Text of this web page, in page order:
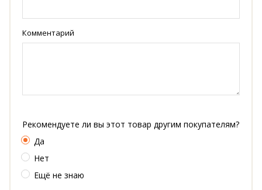
Комментарий
Рекомендуете ли вы этот товар другим покупателям?
Да
Нет
Ещё не знаю